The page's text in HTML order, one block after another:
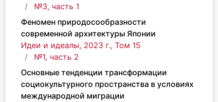
№3, часть 1
Феномен природосообразности
современной архитектуры Японии
Идеи и идеалы, 2023 г., Том 15
№1, часть 2
Основные тенденции трансформации
социокультурного пространства в условиях
международной миграции